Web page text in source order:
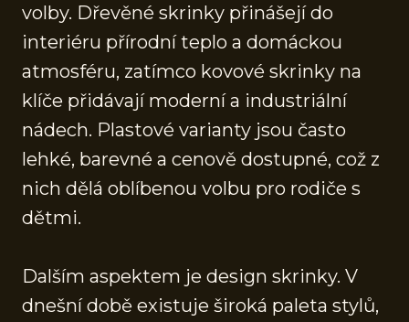
volby. Dřevěné skrinky přinášejí do
interiéru přírodní teplo a domáckou
atmosféru, zatímco kovové skrinky na
klíče přidávají moderní a industriální
nádech. Plastové varianty jsou často
lehké, barevné a cenově dostupné, což z
nich dělá oblíbenou volbu pro rodiče s
dětmi.
Dalším aspektem je design skrinky. V
dnešní době existuje široká paleta stylů,